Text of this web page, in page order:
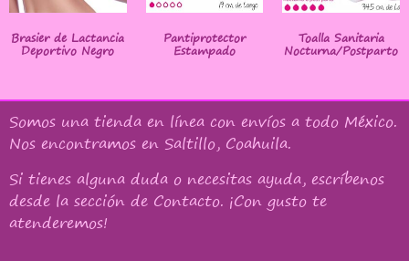
Brasier de Lactancia
Deportivo Negro
Pantiprotector
Estampado
Toalla Sanitaria
Nocturna/Postparto
Somos una tienda en línea con envíos a todo México.
Nos encontramos en Saltillo, Coahuila.
Si tienes alguna duda o necesitas ayuda, escríbenos
desde la sección de Contacto. ¡Con gusto te
atenderemos!